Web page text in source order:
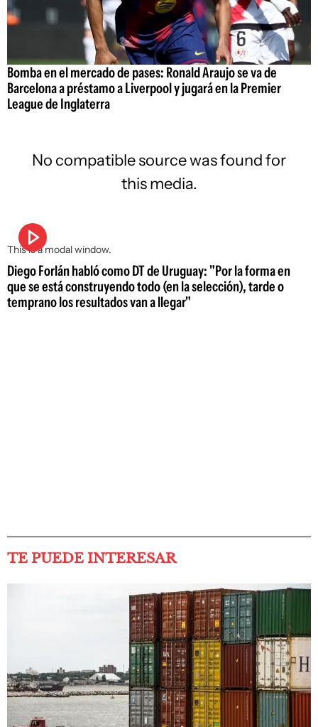
Bomba en el mercado de pases: Ronald Araujo se va de
Barcelona a préstamo a Liverpool y jugará en la Premier
League de Inglaterra
This is a modal window.
No compatible source was found for
this media.
Diego Forlán habló como DT de Uruguay: "Por la forma en
que se está construyendo todo (en la selección), tarde o
temprano los resultados van a llegar"
TE PUEDE INTERESAR